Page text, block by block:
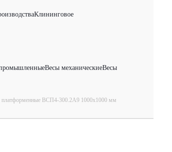
Клининговое
Весы механическиеВесы
платформенные ВСП4-300.2А9 1000х1000 мм